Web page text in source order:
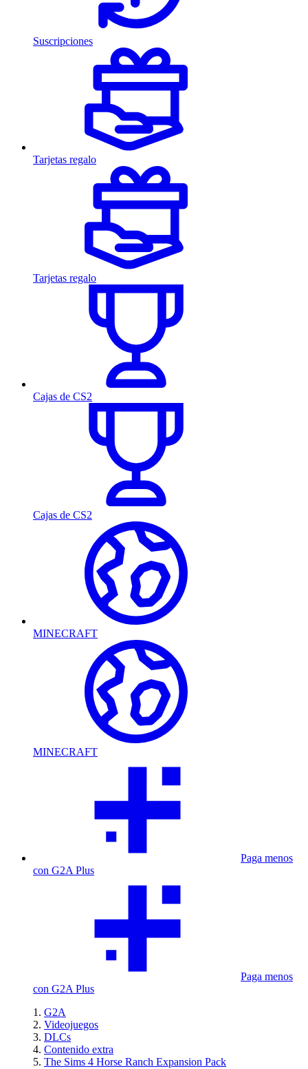
Suscripciones
Tarjetas regalo
Tarjetas regalo
Cajas de CS2
Cajas de CS2
MINECRAFT
MINECRAFT
Paga menos
con G2A Plus
Paga menos
con G2A Plus
G2A
Videojuegos
DLCs
Contenido extra
The Sims 4 Horse Ranch Expansion Pack